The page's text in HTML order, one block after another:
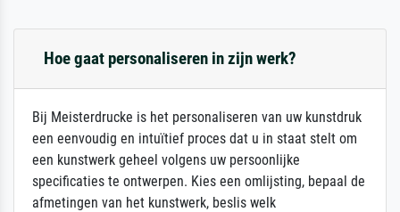
Hoe gaat personaliseren in zijn werk?
Bij Meisterdrucke is het personaliseren van uw kunstdruk
een eenvoudig en intuïtief proces dat u in staat stelt om
een kunstwerk geheel volgens uw persoonlijke
specificaties te ontwerpen. Kies een omlijsting, bepaal de
afmetingen van het kunstwerk, beslis welk